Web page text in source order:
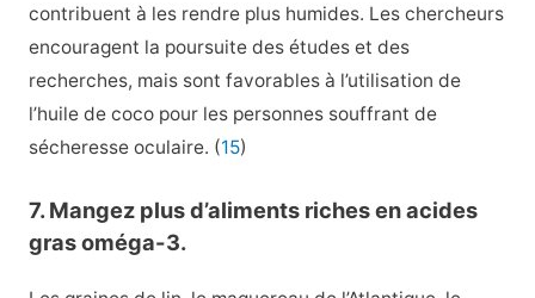
contribuent à les rendre plus humides. Les chercheurs
encouragent la poursuite des études et des
recherches, mais sont favorables à l’utilisation de
l’huile de coco pour les personnes souffrant de
sécheresse oculaire. (15)
7. Mangez plus d’aliments riches en acides
gras oméga-3.